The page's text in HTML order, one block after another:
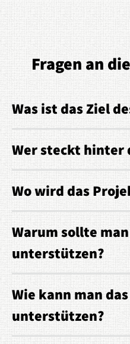
Fragen an die
Was ist das Ziel
Wer steckt hinter
Wo wird das
Warum sollte
unterstützen?
Wie kann man
unterstützen?